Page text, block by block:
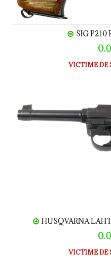
SIG P210
VICTIME DE
HUSQVARNA
VICTIME DE